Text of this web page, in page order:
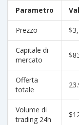
sottostanti.
Parametro
Prezzo
Capitale di
mercato
Offerta
totale
Volume di
trading 24h